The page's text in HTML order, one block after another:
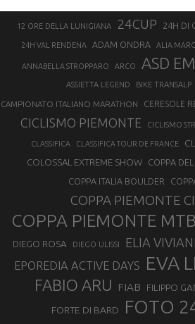
12 ORE DELLA LUNIGIANA 24CUP 24H DI
24H VAL RENDENA ADAM ONDRA ALIA
ANNABELLA STROPPARO ARCO ASD
ASSIETTA LEGEND BIKE TRANSALP
CAMPIONATO ITALIANO MARATHON CERESOLE
CICLISMO PIEMONTE CICLISMO
CLASSIFICA CLASSIFICA TOUR DE FRANCE
COLOSSAL EXTREME SHOW
COPPA
COPPA ITALIA BOULDER
COPPA PIEMONTE
COPPA PIEMONTE MTB
DIEGO ROSA DIEGO ULISSI ELIA VIVIANI
EPOREDIA ACTIVE DAYS EVA
FABIO ARU FIAB FILIPPO
FORTE DI BARD FOTO